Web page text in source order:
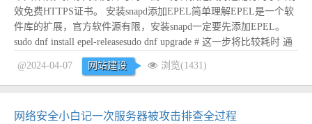
效免费HTTPS证书。 安装snapd添加EPEL简单理解EPEL是一个软
件库的扩展，官方软件源有限，安装snapd一定要先添加EPEL。
sudo dnf install epel-releasesudo dnf upgrade # 这一步将比较耗时 通
过yum安装snapd通过snap安装certbot通过certbot安装证书...
文
@2024-04-07 网站建设 浏览(1431)
网络安全小白记一次服务器被攻击排查全过程